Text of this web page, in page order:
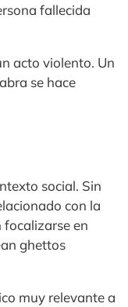
fallecida
acto violento. Un
se hace
social. Sin
con la
en
ghettos
muy relevante a